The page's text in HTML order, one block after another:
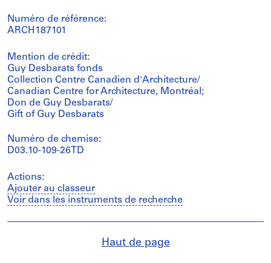
Numéro de référence:
ARCH187101
Mention de crédit:
Guy Desbarats fonds
Collection Centre Canadien d'Architecture/
Canadian Centre for Architecture, Montréal;
Don de Guy Desbarats/
Gift of Guy Desbarats
Numéro de chemise:
D03.10-109-26TD
Actions:
Ajouter au classeur
Voir dans les instruments de recherche
Haut de page